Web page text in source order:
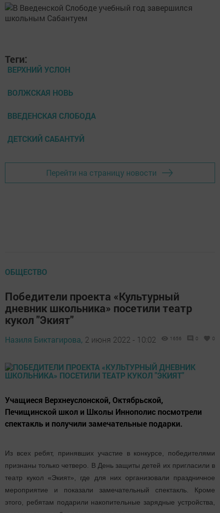
Теги:
ВЕРХНИЙ УСЛОН
ВОЛЖСКАЯ НОВЬ
ВВЕДЕНСКАЯ СЛОБОДА
ДЕТСКИЙ САБАНТУЙ
Перейти на страницу новости
ОБЩЕСТВО
Победители проекта «Культурный
дневник школьника» посетили театр
кукол "Экият"
Назиля Биктагирова, 2 июня 2022 - 10:02 1656 0 0
Учащиеся Верхнеуслонской, Октябрьской,
Печищинской школ и Школы Иннополис посмотрели
спектакль и получили замечательные подарки.
Из всех ребят, принявших участие в конкурсе, победителями
признаны только четверо. В День защиты детей их пригласили в
театр кукол «Экият», где для них организовали праздничное
мероприятие и показали замечательный спектакль. Кроме
этого, ребятам подарили накопительные зарядные устройства,